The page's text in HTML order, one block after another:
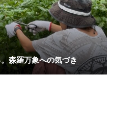
森羅万象への気づき